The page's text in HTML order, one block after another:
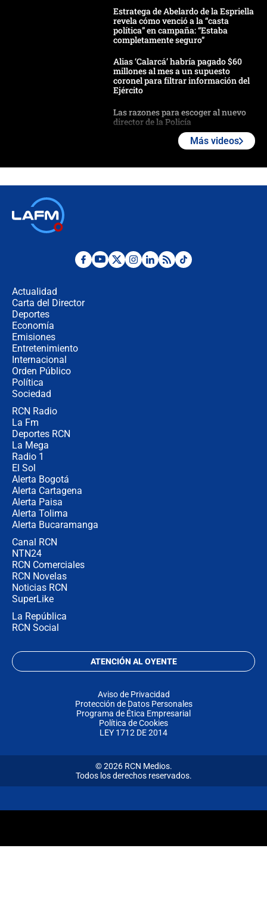
Estratega de Abelardo de la Espriella
revela cómo venció a la “casta
política” en campaña: “Estaba
completamente seguro”
Alias ‘Calarcá’ habría pagado $60
millones al mes a un supuesto
coronel para filtrar información del
Ejército
Las razones para escoger al nuevo
director de la Policía
"No hubo fraude ni posibilidad de
Más videos
Actualidad
Carta del Director
Deportes
Economía
Emisiones
Entretenimiento
Internacional
Orden Público
Política
Sociedad
RCN Radio
La Fm
Deportes RCN
La Mega
Radio 1
El Sol
Alerta Bogotá
Alerta Cartagena
Alerta Paisa
Alerta Tolima
Alerta Bucaramanga
Canal RCN
NTN24
RCN Comerciales
RCN Novelas
Noticias RCN
SuperLike
La República
RCN Social
ATENCIÓN AL OYENTE
Aviso de Privacidad
Protección de Datos Personales
Programa de Ética Empresarial
Política de Cookies
LEY 1712 DE 2014
© 2026 RCN Medios.
Todos los derechos reservados.